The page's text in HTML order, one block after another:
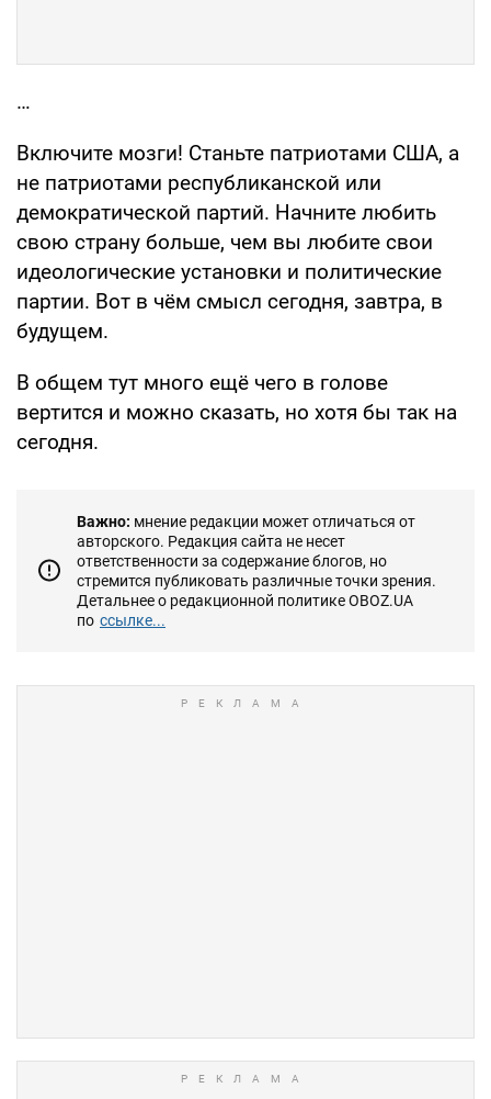
…
Включите мозги! Станьте патриотами США, а
не патриотами республиканской или
демократической партий. Начните любить
свою страну больше, чем вы любите свои
идеологические установки и политические
партии. Вот в чём смысл сегодня, завтра, в
будущем.
В общем тут много ещё чего в голове
вертится и можно сказать, но хотя бы так на
сегодня.
Важно: мнение редакции может отличаться от
авторского. Редакция сайта не несет
ответственности за содержание блогов, но
стремится публиковать различные точки зрения.
Детальнее о редакционной политике OBOZ.UA
по ссылке...